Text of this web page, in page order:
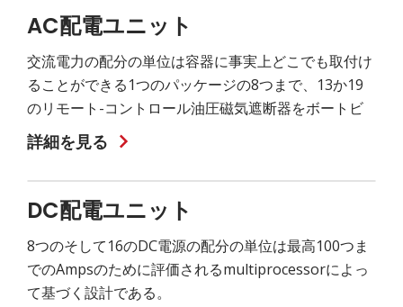
AC配電ユニット
交流電力の配分の単位は容器に事実上どこでも取付け
ることができる1つのパッケージの8つまで、13か19
のリモート-コントロール油圧磁気遮断器をボートビ
詳細を見る
DC配電ユニット
8つのそして16のDC電源の配分の単位は最高100つま
でのAmpsのために評価されるmultiprocessorによっ
て基づく設計である。